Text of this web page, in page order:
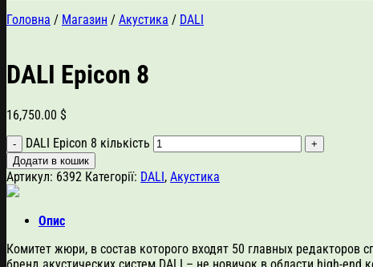
Головна / Магазин / Акустика / DALI
DALI Epicon 8
16,750.00 $
DALI Epicon 8 кількість
Додати в кошик
Артикул: 6392 Категорії: DALI, Акустика
Опис
Комитет жюри, в состав которого входят 50 главных редакторов